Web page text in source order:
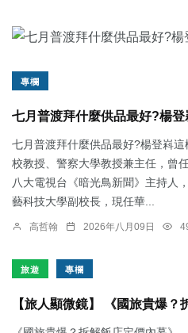
專欄
七月普渡拜什麼供品最好?楊
七月普渡拜什麼供品最好?楊登嵙
校教授、警察大學教授兼主任，曾
八大電視台《暗光鳥新聞》主持人
藝科技大學副校長，現任華...
高哲翰 2026年八月09日
旅遊 專欄
【旅人顯微鏡】 《國旅貴爆？